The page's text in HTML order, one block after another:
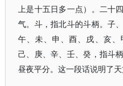
上是十五日多一点）。二十
气。斗，指北斗的斗柄。子
午、未、申、酉、戌、亥、
己、庚、辛、壬、癸，指斗
昼夜平分。这一段话说明了天